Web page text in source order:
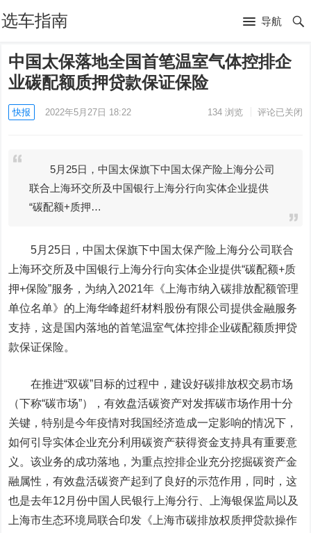
选车指南 导航
中国太保落地全国首笔温室气体控排企
业碳配额质押贷款保证保险
快报 2022年5月27日 18:22 134浏览 评论已关闭
5月25日，中国太保旗下中国太保产险上海分公司
联合上海环交所及中国银行上海分行向实体企业提供
“碳配额+质押…
5月25日， 中国太保旗下中国太保产险上海分公司联合
上海环交所及 中国银行 上海分行向实体企业提供“碳配额+质
押+保险”服务，为纳入2021年《上海市纳入碳排放配额管理
单位名单》的上海华峰超纤材料股份有限公司提供金融服务
支持，这是国内落地的首笔温室气体控排企业碳配额质押贷
款保证保险。
在推进“双碳”目标的过程中，建设好碳排放权交易市场
（下称“碳市场”），有效盘活碳资产对发挥碳市场作用十分
关键，特别是今年疫情对我国经济造成一定影响的情况下，
如何引导实体企业充分利用碳资产获得资金支持具有重要意
义。该业务的成功落地，为重点控排企业充分挖掘碳资产金
融属性，有效盘活碳资产起到了良好的示范作用，同时，这
也是去年12月份中国人民银行上海分行、上海银保监局以及
上海市生态环境局联合印发《上海市碳排放权质押贷款操作